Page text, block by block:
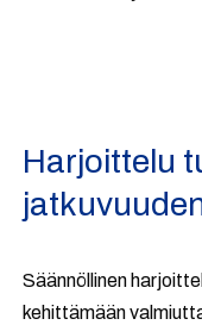
Harjoittelu
Säännöllinen
kehittämään